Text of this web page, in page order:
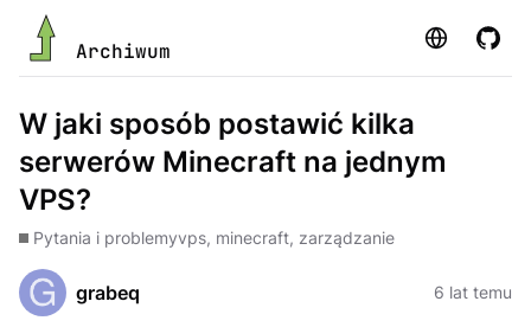
Archiwum Strona
W jaki sposób postawić kilka
serwerów Minecraft na jednym
VPS?
Pytania i problemyvps, minecraft, zarządzanie
grabeq 6 lat temu